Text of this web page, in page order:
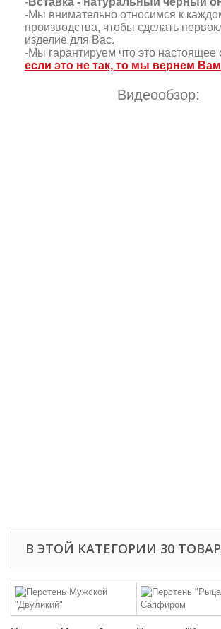
-Мы внимательно относимся к
производства, чтобы сделать
изделие для Вас.
-Мы гарантируем что это настоящее
если это не так, то мы вернем
Видеообзор:
В ЭТОЙ КАТЕГОРИИ 30